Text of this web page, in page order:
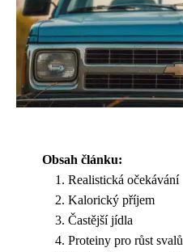
Obsah článku:
Realistická očekávání
Kalorický příjem
Častější jídla
Proteiny pro růst svalů